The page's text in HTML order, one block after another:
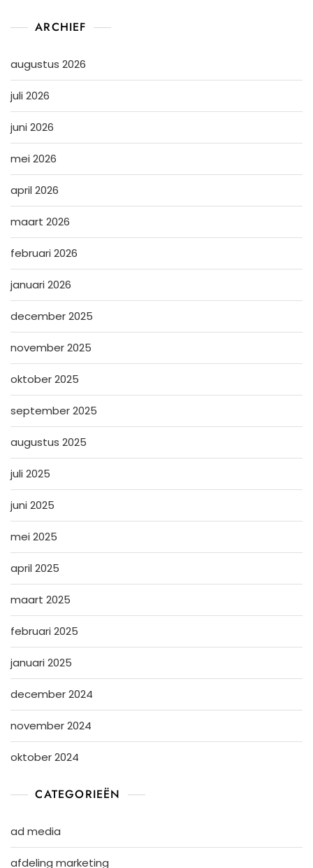
ARCHIEF
augustus 2026
juli 2026
juni 2026
mei 2026
april 2026
maart 2026
februari 2026
januari 2026
december 2025
november 2025
oktober 2025
september 2025
augustus 2025
juli 2025
juni 2025
mei 2025
april 2025
maart 2025
februari 2025
januari 2025
december 2024
november 2024
oktober 2024
CATEGORIEËN
ad media
afdeling marketing